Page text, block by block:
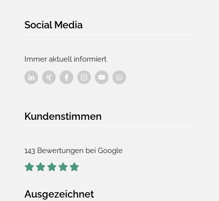
Social Media
Immer aktuell informiert
Kundenstimmen
143 Bewertungen bei Google
Ausgezeichnet